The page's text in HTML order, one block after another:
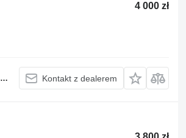
4 000 zł
Kontakt z dealerem